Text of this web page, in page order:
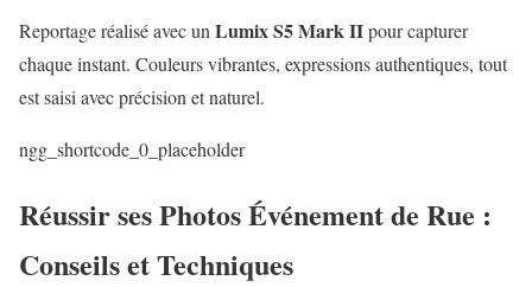
Reportage réalisé avec unLumix S5 Mark IIpour capturer
chaque instant. Couleurs vibrantes, expressions authentiques, tout
est saisi avec précision et naturel.
ngg_shortcode_0_placeholder
Réussir ses Photos Événement de Rue :
Conseils et Techniques